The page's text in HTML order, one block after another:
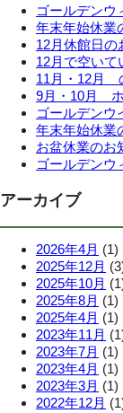
ゴールデンウ
年末年始休業
12月休館日の
12月で空いて
11月・12月
9月・10月
ゴールデンウ
年末年始休業
お盆休業のお
ゴールデンウ
アーカイブ
2026年4月 (1)
2025年12月
2025年10月
2025年8月 (1)
2025年4月 (1)
2023年11月
2023年7月 (1)
2023年4月 (1)
2023年3月 (1)
2022年12月